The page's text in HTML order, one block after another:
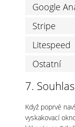
Google
Stripe
Litespeed
Ostatní
7. Souhlas
Když poprvé
vyskakovací